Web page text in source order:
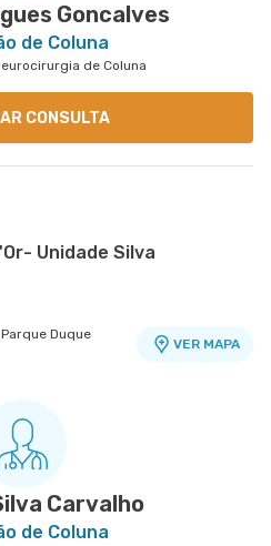
Goncalves
de Coluna
de Coluna
CONSULTA
Unidade Silva
Duque
VER MAPA
Sala 910 - Barra
Carvalho
de Coluna